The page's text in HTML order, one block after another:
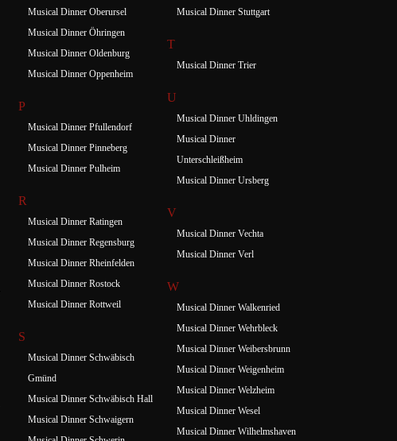
Musical Dinner Oberursel
Musical Dinner Öhringen
Musical Dinner Oldenburg
Musical Dinner Oppenheim
P
Musical Dinner Pfullendorf
Musical Dinner Pinneberg
Musical Dinner Pulheim
R
Musical Dinner Ratingen
Musical Dinner Regensburg
Musical Dinner Rheinfelden
Musical Dinner Rostock
Musical Dinner Rottweil
S
Musical Dinner Schwäbisch
Gmünd
Musical Dinner Schwäbisch Hall
Musical Dinner Schwaigern
Musical Dinner Stuttgart
T
Musical Dinner Trier
U
Musical Dinner Uhldingen
Musical Dinner
Unterschleißheim
Musical Dinner Ursberg
V
Musical Dinner Vechta
Musical Dinner Verl
W
Musical Dinner Walkenried
Musical Dinner Wehrbleck
Musical Dinner Weibersbrunn
Musical Dinner Weigenheim
Musical Dinner Welzheim
Musical Dinner Wesel
Musical Dinner Wilhelmshaven